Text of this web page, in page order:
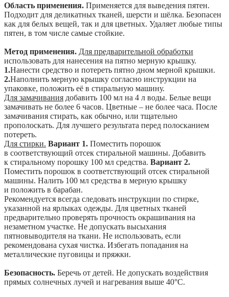
Область применения. Применяется для выведения пятен.
Подходит для деликатных тканей, шерсти и шёлка. Безопасен
как для белых вещей, так и для цветных. Удаляет любые типы
пятен, в том числе самые стойкие.
Метод применения. Для предварительной обработки
использовать для нанесения на пятно мерную крышку.
1.Нанести средство и потереть пятно дном мерной крышки.
2.Наполнить мерную крышку согласно инструкции на
упаковке, положить её в стиральную машину.
Для замачивания добавить 100 мл на 4 л воды. Белые вещи
замачивать не более 6 часов. Цветные – не более часа. После
замачивания стирать, как обычно, или тщательно
прополоскать. Для лучшего результата перед полосканием
потереть.
Для стирки. Вариант 1. Поместить порошок
в соответствующий отсек стиральной машины. Добавить
к стиральному порошку 100 мл средства. Вариант 2.
Поместить порошок в соответствующий отсек стиральной
машины. Налить 100 мл средства в мерную крышку
и положить в барабан.
Рекомендуется всегда следовать инструкции по стирке,
указанной на ярлыках одежды. Для цветных тканей
предварительно проверять прочность окрашивания на
незаметном участке. Не допускать высыхания
пятновыводителя на ткани. Не использовать, если
рекомендована сухая чистка. Избегать попадания на
металлические пуговицы и пряжки.
Безопасность. Беречь от детей. Не допускать воздействия
прямых солнечных лучей и нагревания выше 40°C.